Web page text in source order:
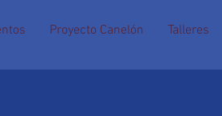
Proyecto Canelón Talleres